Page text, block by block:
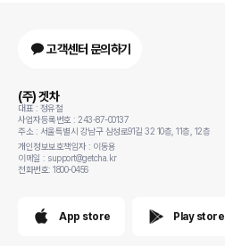
고객센터 문의하기
(주) 겟차
대표 : 정유철
사업자등록번호 : 243-87-00137
주소 : 서울특별시 강남구 삼성로91길 32 10층, 11층, 12층
개인정보보호책임자 : 이동용
이메일 : support@getcha.kr
전화번호: 1800-0456
App store Play store